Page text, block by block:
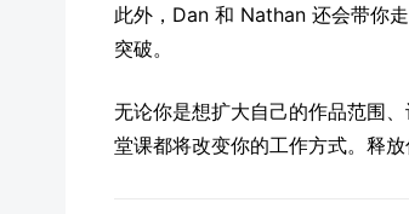
此外，Dan 和 Nathan 还会带你
突破。
无论你是想扩大自己的作品范围
堂课都将改变你的工作方式。释